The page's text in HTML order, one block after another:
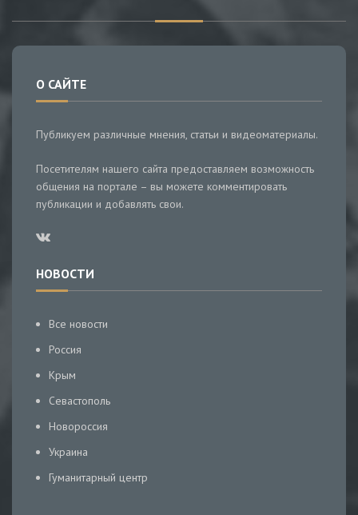
О САЙТЕ
Публикуем различные мнения, статьи и видеоматериалы.
Посетителям нашего сайта предоставляем возможность
общения на портале – вы можете комментировать
публикации и добавлять свои.
НОВОСТИ
Все новости
Россия
Крым
Севастополь
Новороссия
Украина
Гуманитарный центр